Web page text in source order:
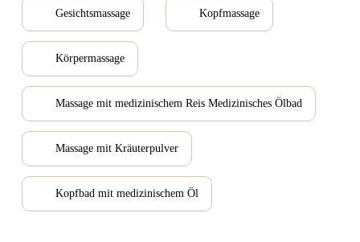
Gesichtsmassage Kopfmassage
Körpermassage
Massage mit medizinischem Reis Medizinisches Ölbad
Massage mit Kräuterpulver
Kopfbad mit medizinischem Öl